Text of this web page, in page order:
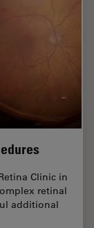
Clinic in
retinal
additional